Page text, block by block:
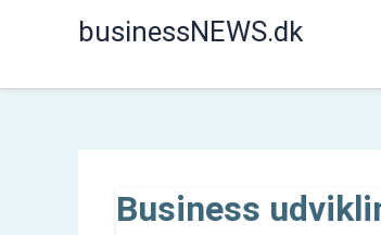
businessNEWS.dk
Business